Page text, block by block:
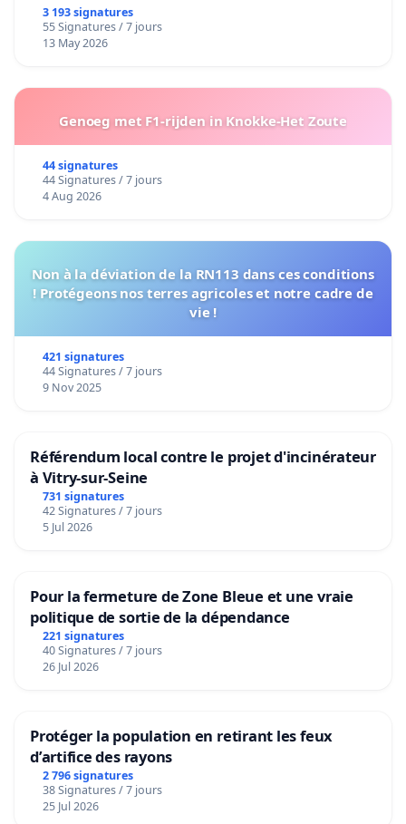
3 193 signatures
55 Signatures / 7 jours
13 May 2026
Genoeg met F1-rijden in Knokke-Het Zoute
44 signatures
44 Signatures / 7 jours
4 Aug 2026
Non à la déviation de la RN113 dans ces conditions
! Protégeons nos terres agricoles et notre cadre de
vie !
421 signatures
44 Signatures / 7 jours
9 Nov 2025
Référendum local contre le projet d'incinérateur
à Vitry-sur-Seine
731 signatures
42 Signatures / 7 jours
5 Jul 2026
Pour la fermeture de Zone Bleue et une vraie
politique de sortie de la dépendance
221 signatures
40 Signatures / 7 jours
26 Jul 2026
Protéger la population en retirant les feux
d’artifice des rayons
2 796 signatures
38 Signatures / 7 jours
25 Jul 2026